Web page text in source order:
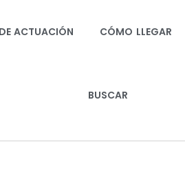
ACTUACIÓN CÓMO LLEGAR
BUSCAR